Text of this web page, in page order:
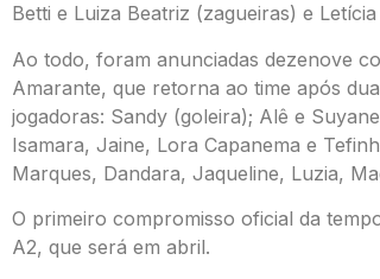
Betti e Luiza Beatriz (zagueiras) e
Ao todo, foram anunciadas dezenove
Amarante, que retorna ao time após
jogadoras: Sandy (goleira); Alê e
Isamara, Jaine, Lora Capanema e
Marques, Dandara, Jaqueline, Luzia,
O primeiro compromisso oficial da
A2, que será em abril.